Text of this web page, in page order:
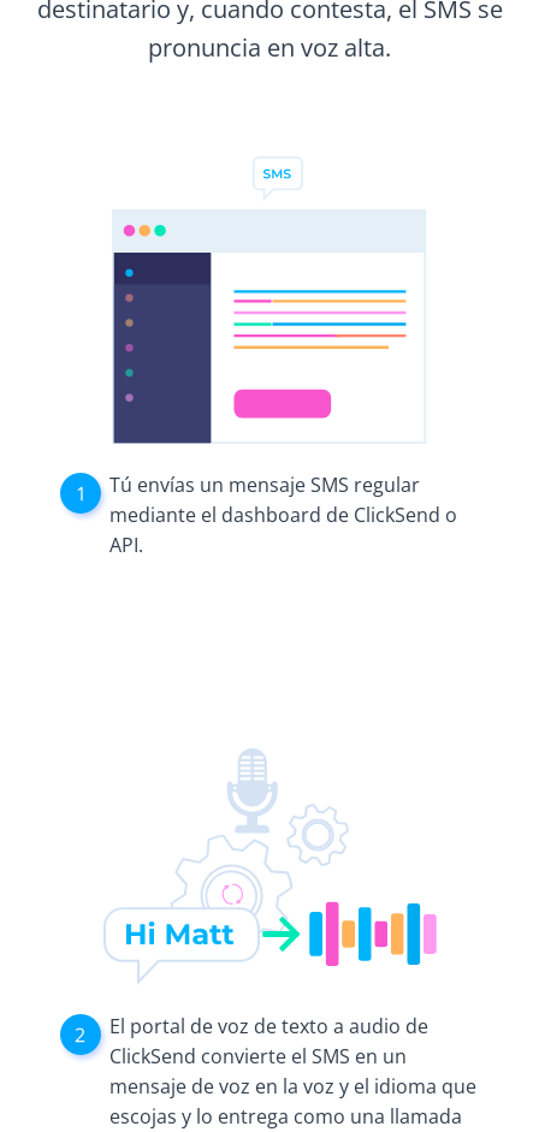
destinatario y, cuando contesta, el SMS se
pronuncia en voz alta.
Tú envías un mensaje SMS regular
mediante el dashboard de ClickSend o
API.
El portal de voz de texto a audio de
ClickSend convierte el SMS en un
mensaje de voz en la voz y el idioma que
escojas y lo entrega como una llamada